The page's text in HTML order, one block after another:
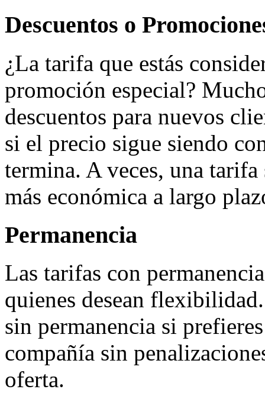
Descuentos o
¿La tarifa que estás
promoción especial?
descuentos para nuevos
si el precio sigue siendo
termina. A veces, una
más económica a largo
Permanencia
Las tarifas con
quienes desean
sin permanencia si
compañía sin
oferta.